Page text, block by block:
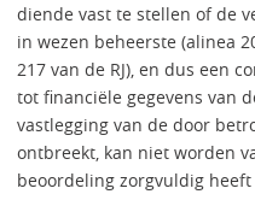
diende vast te stellen of de
in wezen beheerste (alinea
217 van de RJ), en dus een
tot financiële gegevens van
vastlegging van de door
ontbreekt, kan niet worden
beoordeling zorgvuldig